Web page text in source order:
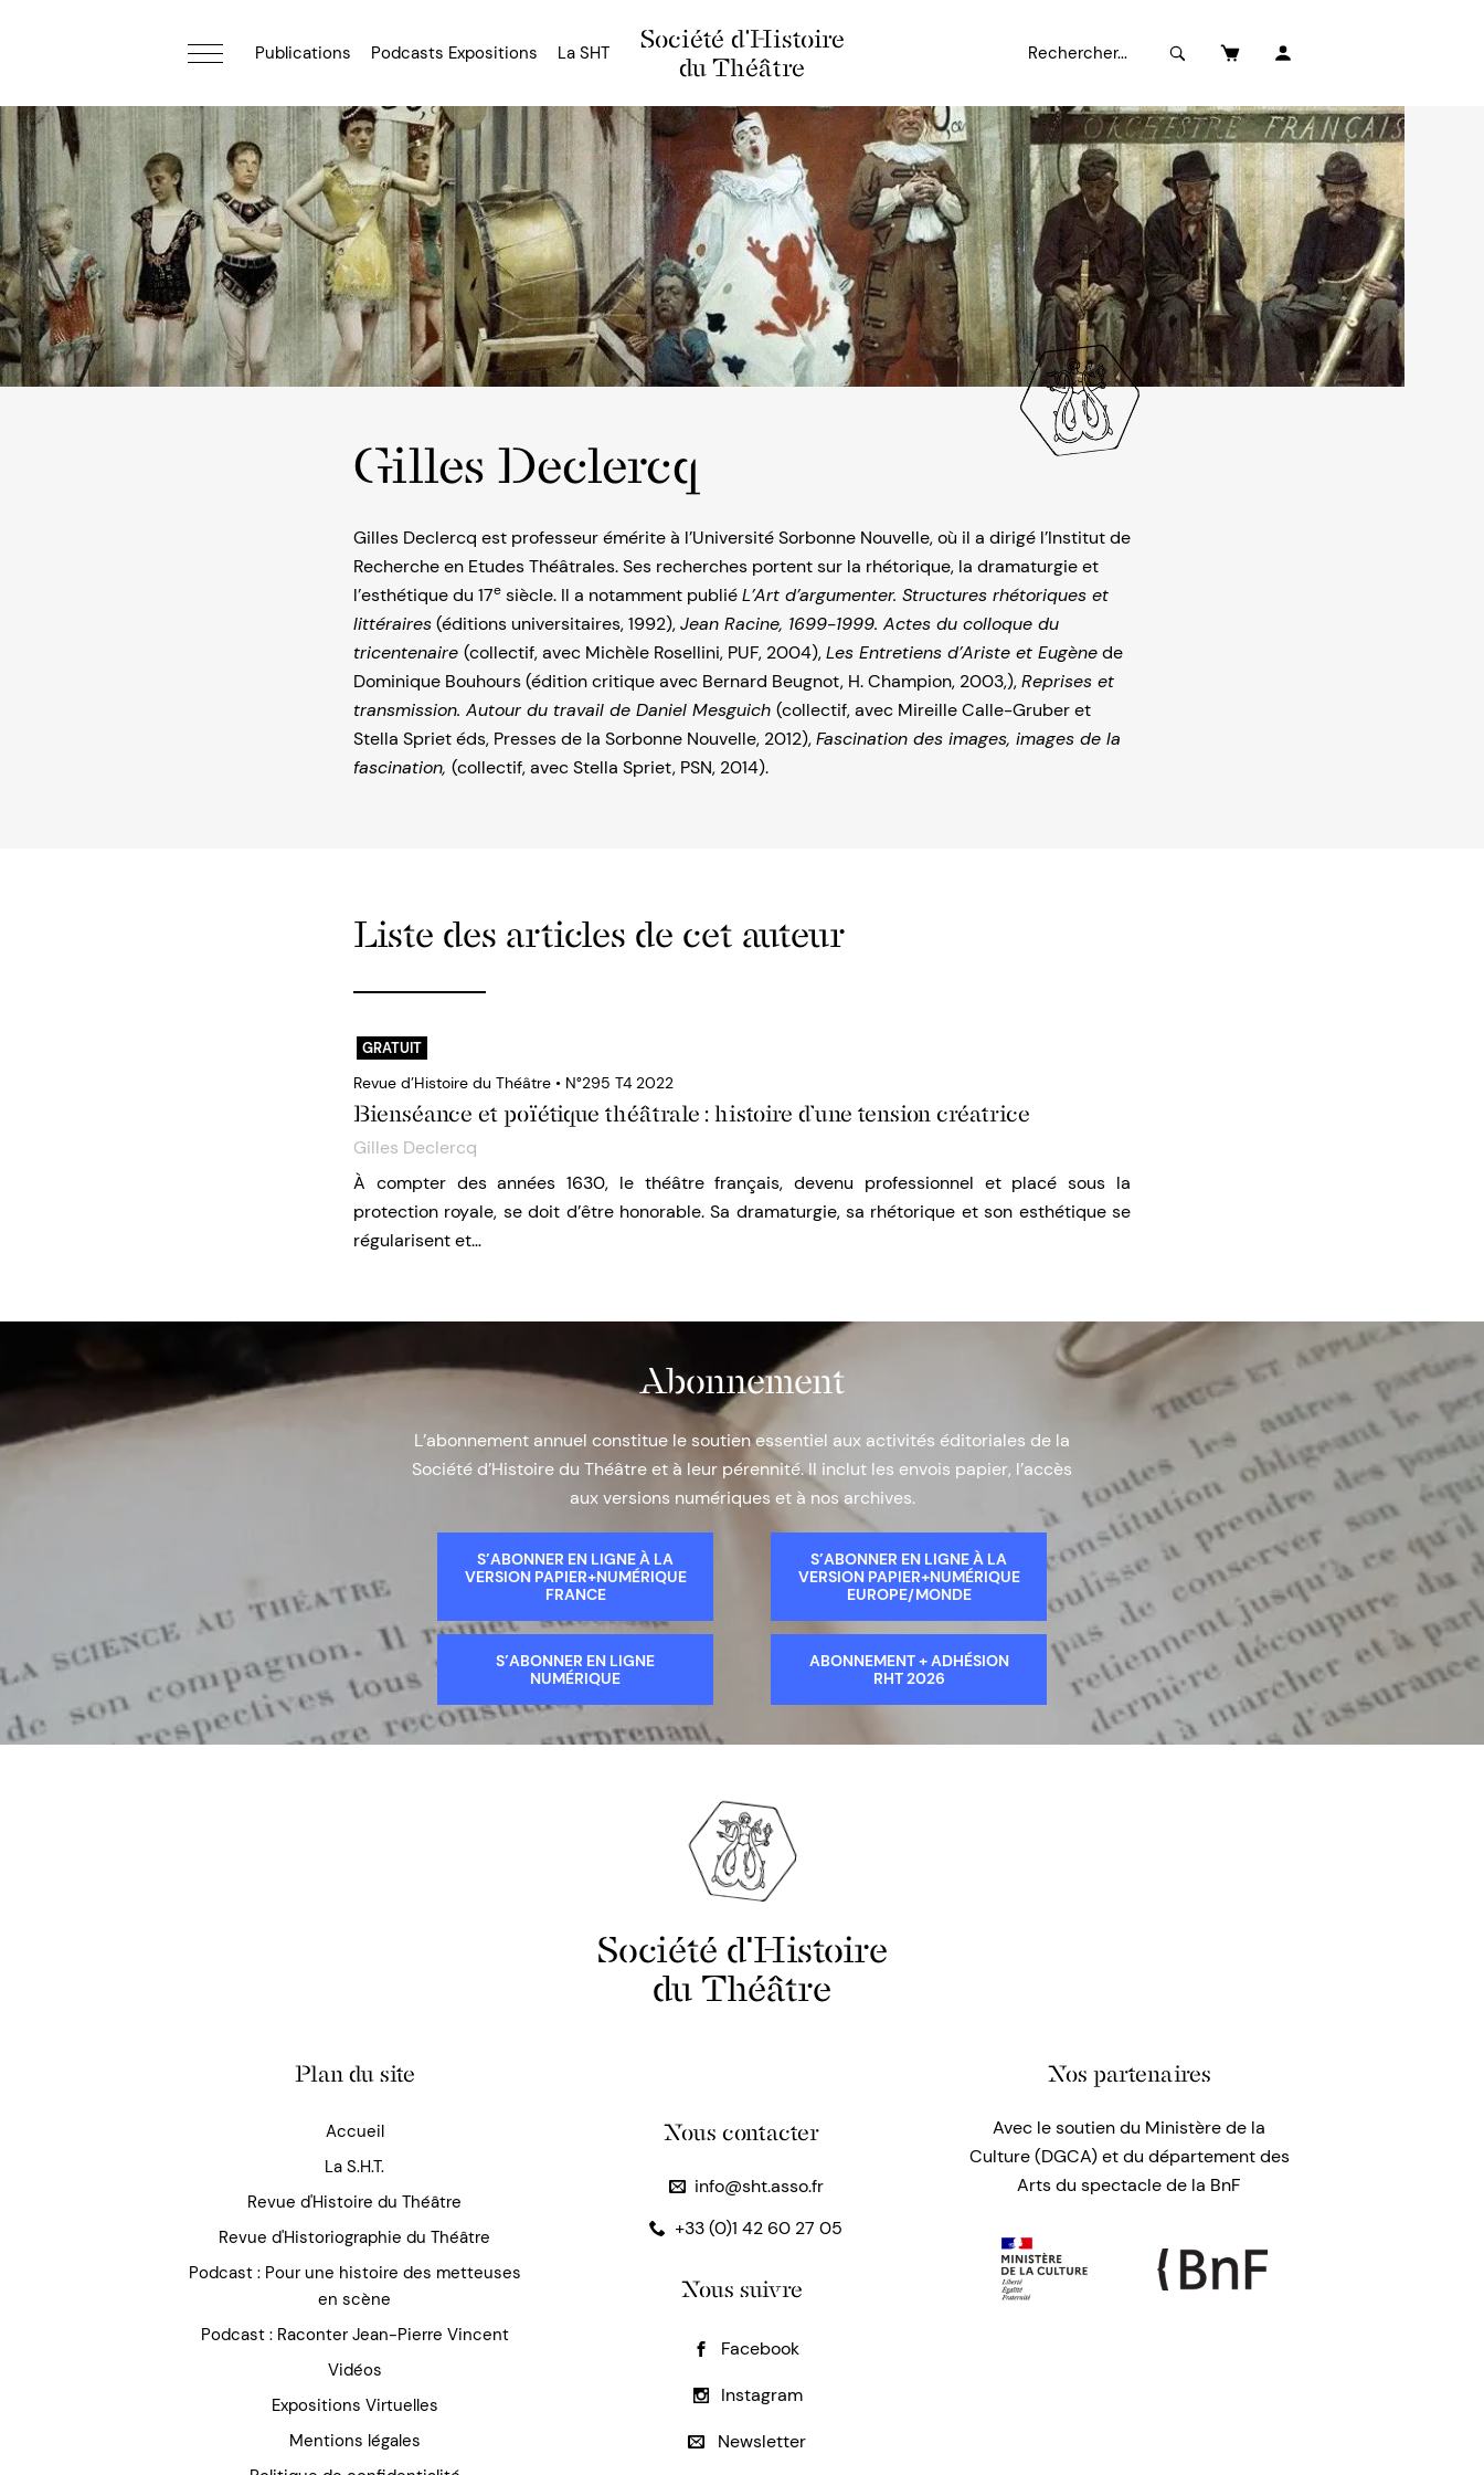
Société d'Histoire
du Théâtre
Publications Podcasts Expositions La SHT
Gilles Declercq
Gilles Declercq est professeur émérite à l’Université Sorbonne Nouvelle, où il a dirigé l’Institut de
Recherche en Etudes Théâtrales. Ses recherches portent sur la rhétorique, la dramaturgie et
l’esthétique du 17e siècle. Il a notamment publiéL’Art d’argumenter. Structures rhétoriques et
littéraires(éditions universitaires, 1992),Jean Racine, 1699-1999. Actes du colloque du
tricentenaire (collectif, avec Michèle Rosellini, PUF, 2004),Les Entretiens d’Ariste et Eugènede
Dominique Bouhours (édition critique avec Bernard Beugnot, H. Champion, 2003,),Reprises et
transmission. Autour du travail de Daniel Mesguich (collectif, avec Mireille Calle-Gruber et
Stella Spriet éds, Presses de la Sorbonne Nouvelle, 2012),Fascination des images, images de la
fascination, (collectif, avec Stella Spriet, PSN, 2014).
Liste des articles de cet auteur
GRATUIT
Revue d’Histoire du Théâtre • N°295 T4 2022
Bienséance et poïétique théâtrale : histoire d’une tension créatrice
Gilles Declercq
À compter des années 1630, le théâtre français, devenu professionnel et placé sous la
protection royale, se doit d’être honorable. Sa dramaturgie, sa rhétorique et son esthétique se
régularisent et…
Abonnement
L’abonnement annuel constitue le soutien essentiel aux activités éditoriales de la
Société d’Histoire du Théâtre et à leur pérennité. Il inclut les envois papier, l’accès
aux versions numériques et à nos archives.
S’ABONNER EN LIGNE À LA
VERSION PAPIER+NUMÉRIQUE
FRANCE
S’ABONNER EN LIGNE À LA
VERSION PAPIER+NUMÉRIQUE
EUROPE/MONDE
S’ABONNER EN LIGNE
NUMÉRIQUE
ABONNEMENT + ADHÉSION
RHT 2026
Société d'Histoire
du Théâtre
Plan du site
Accueil
La S.H.T.
Revue d'Histoire du Théâtre
Revue d'Historiographie du Théâtre
Podcast : Pour une histoire des metteuses
en scène
Podcast : Raconter Jean-Pierre Vincent
Vidéos
Expositions Virtuelles
Mentions légales
Nous contacter
info@sht.asso.fr
+33 (0)1 42 60 27 05
Nous suivre
Facebook
Instagram
Newsletter
Nos partenaires
Avec le soutien du Ministère de la
Culture (DGCA) et du département des
Arts du spectacle de la BnF